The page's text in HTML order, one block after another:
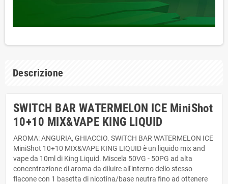
Descrizione
SWITCH BAR WATERMELON ICE MiniShot
10+10 MIX&VAPE KING LIQUID
AROMA: ANGURIA, GHIACCIO. SWITCH BAR WATERMELON ICE
MiniShot 10+10 MIX&VAPE KING LIQUID è un liquido mix and
vape da 10ml di King Liquid. Miscela 50VG - 50PG ad alta
concentrazione di aroma da diluire all'interno dello stesso
flacone con 1 basetta di nicotina/base neutra fino ad ottenere